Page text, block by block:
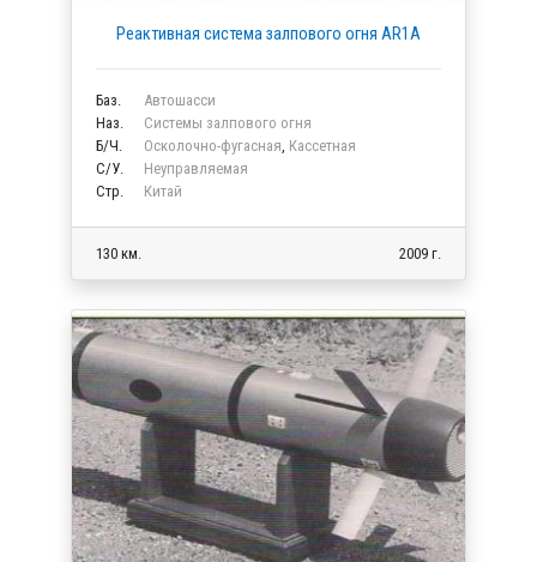
Реактивная система залпового огня AR1A
Баз.
Автошасси
Наз.
Системы залпового огня
Б/Ч.
Осколочно-фугасная Кассетная
C/У.
Неуправляемая
Стр.
Китай
130 км. 2009 г.